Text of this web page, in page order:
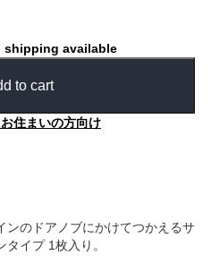
shipping available
to cart
住まいの方向け
ンのドアノブにかけてつかえるサ
イプ 1枚入り。